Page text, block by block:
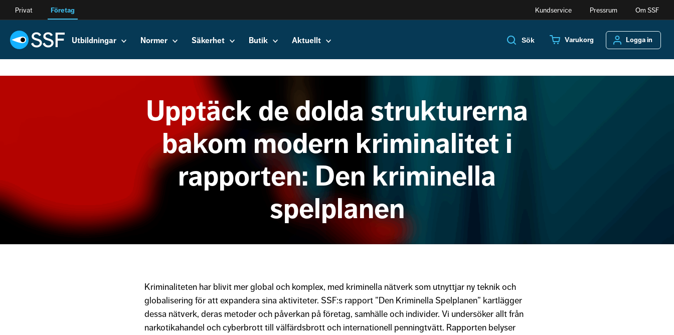
Privat Företag Kundservice Pressrum Om SSF
Utbildningar Normer Säkerhet Butik Aktuellt Sök Varukorg Logga in
Upptäck de dolda strukturerna
bakom modern kriminalitet i
rapporten: Den kriminella
spelplanen
Kriminaliteten har blivit mer global och komplex, med kriminella nätverk som utnyttjar ny teknik och
globalisering för att expandera sina aktiviteter. SSF:s rapport ”Den Kriminella Spelplanen” kartlägger
dessa nätverk, deras metoder och påverkan på företag, samhälle och individer. Vi undersöker allt från
narkotikahandel och cyberbrott till välfärdsbrott och internationell penningtvätt. Rapporten belyser